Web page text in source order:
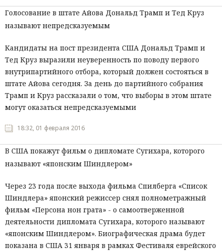
Голосование в штате Айова Дональд Трамп и Тед Круз
называют непредсказуемым
Кандидаты на пост президента США Дональд Трамп и
Тед Круз выразили неуверенность по поводу первого
внутрипартийного отбора, который должен состояться в
штате Айова сегодня. За день до партийного собрания
Трамп и Круз рассказали о том, что выборы в этом штате
могут оказаться непредсказуемыми
18:32, 01 февраля 2016
В США покажут фильм о дипломате Сугихара, которого
называют «японским Шиндлером»
Через 23 года после выхода фильма Спилберга «Список
Шиндлера» японский режиссер снял полнометражный
фильм «Персона нон грата» - о самоотверженной
деятельности дипломата Сугихара, которого называют
«японским Шиндлером». Биографическая драма будет
показана в США 31 января в рамках Фестиваля еврейского